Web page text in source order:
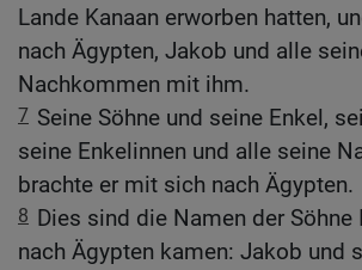
Lande Kanaan erworben hatten,
nach Ägypten, Jakob und alle
Nachkommen mit ihm.
7 Seine Söhne und seine Enkel,
seine Enkelinnen und alle seine
brachte er mit sich nach Ägypten.
8 Dies sind die Namen der Söhne
nach Ägypten kamen: Jakob und